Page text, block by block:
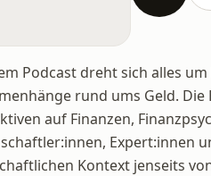
Podcast dreht sich alles
rund ums Geld.
auf Finanzen,
Expert:innen
Kontext jenseits